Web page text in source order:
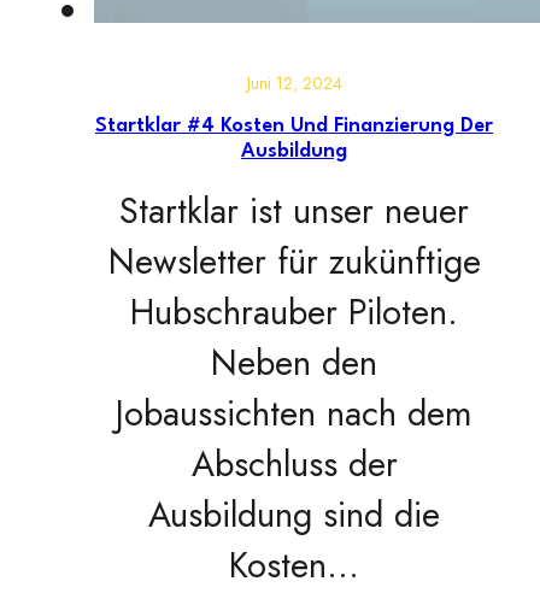
Juni 12, 2024
Startklar #4 Kosten Und Finanzierung Der
Ausbildung
Startklar ist unser neuer
Newsletter für zukünftige
Hubschrauber Piloten.
Neben den
Jobaussichten nach dem
Abschluss der
Ausbildung sind die
Kosten…